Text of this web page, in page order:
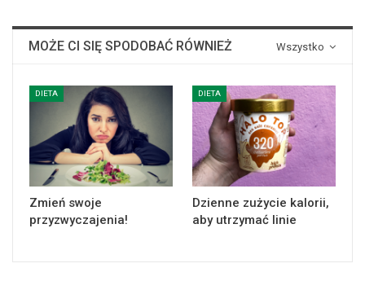
Wszystko
MOŻE CI SIĘ SPODOBAĆ RÓWNIEŻ
DIETA
Zmień swoje
przyzwyczajenia!
DIETA
Dzienne zużycie kalorii,
aby utrzymać linie